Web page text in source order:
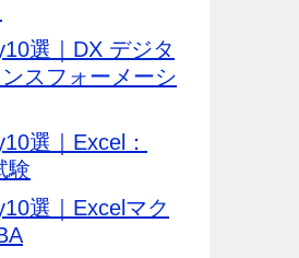
選｜DX デジタ
スフォーメーシ
選｜Excel：
験
選｜Excelマク